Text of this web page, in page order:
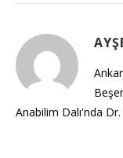
Anabilim Dalı'nda